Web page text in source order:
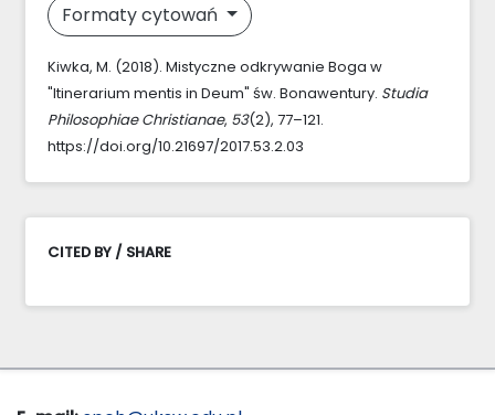
Formaty cytowań
Kiwka, M. (2018). Mistyczne odkrywanie Boga w
"Itinerarium mentis in Deum" św. Bonawentury. Studia
Philosophiae Christianae, 53(2), 77–121.
https://doi.org/10.21697/2017.53.2.03
CITED BY / SHARE